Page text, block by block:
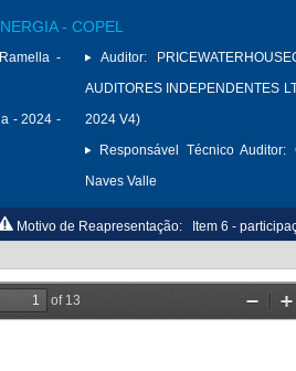
- COPEL
-
- 2024 -
Auditor:
AUDITORES INDEPENDENTES
2024 V4)
Responsável Técnico Auditor:
Naves Valle
Motivo de Reapresentação: Item 6 -